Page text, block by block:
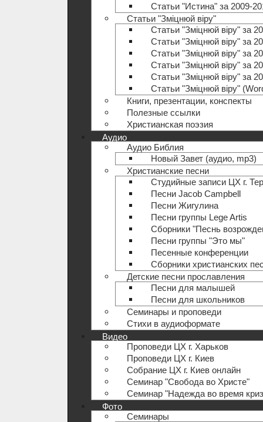
Статьи "Истина" за 2009-
Статьи "Зміцнюй віру"
Статьи "Зміцнюй віру" за
Статьи "Зміцнюй віру" за
Статьи "Зміцнюй віру" за
Статьи "Зміцнюй віру" за
Статьи "Зміцнюй віру" за
Статьи "Зміцнюй віру"
Книги, презентации, конспекты
Полезные ccылки
Христианская поэзия
Аудио
Аудио Библия
Новый Завет (аудио, mp3)
Христианские песни
Студийные записи ЦХ г.
Песни Jacob Campbell
Песни Жигулина
Песни группы Lege Artis
Сборники "Песнь
Песни группы "Это мы"
Песенные конференции
Сборники христианских
Детские песни прославления
Песни для малышей
Песни для школьников
Семинары и проповеди
Стихи в аудиоформате
Видео
Проповеди ЦХ г. Харьков
Проповеди ЦХ г. Киев
Собрание ЦХ г. Киев онлайн
Семинар "Свобода во Христе"
Семинар "Надежда во время
Фото
Семинары